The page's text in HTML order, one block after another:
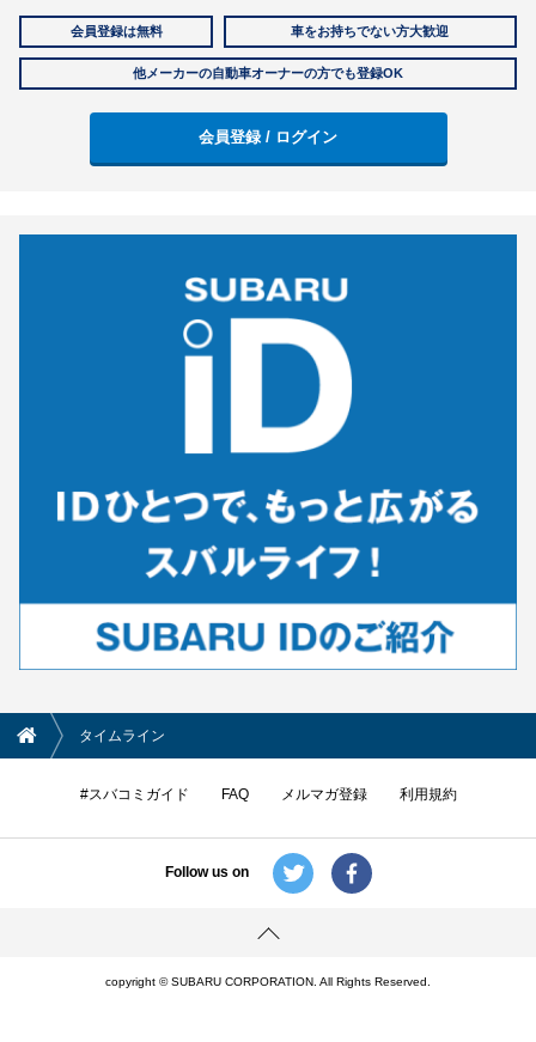
会員登録は無料 車をお持ちでない方大歓迎
他メーカーの自動車オーナーの方でも登録OK
会員登録 / ログイン
タイムライン
#スバコミガイド FAQ メルマガ登録 利用規約
Follow us on
copyright © SUBARU CORPORATION. All Rights Reserved.